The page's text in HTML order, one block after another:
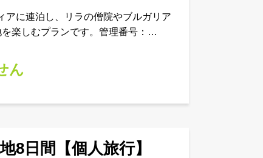
アに連泊し、リラの僧院やブルガリア
楽しむプランです。管理番号：
後、送迎車でソフィア
ん
日間【個人旅行】